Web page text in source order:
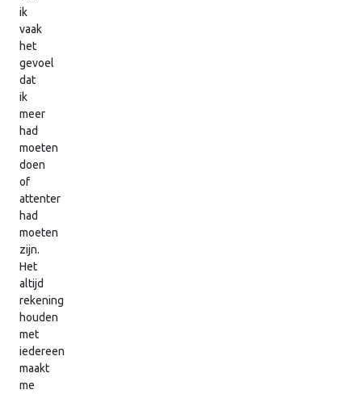
ik
vaak
het
gevoel
dat
ik
meer
had
moeten
doen
of
attenter
had
moeten
zijn.
Het
altijd
rekening
houden
met
iedereen
maakt
me